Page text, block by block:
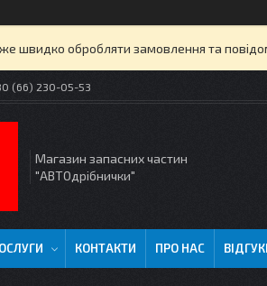
швидко обробляти замовлення та
(66) 230-05-53
Магазин запасних частин
"АВТОдрібнички"
КОНТАКТИ ПРО НАС